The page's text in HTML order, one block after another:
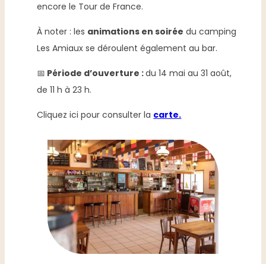
encore le Tour de France.
À noter : les animations en soirée du camping
Les Amiaux se déroulent également au bar.
📅 Période d’ouverture :du 14 mai au 31 août,
de 11 h à 23 h.
Cliquez ici pour consulter la carte.